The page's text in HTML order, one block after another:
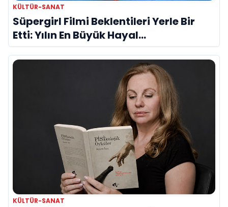
KÜLTÜR-SANAT
Süpergirl Filmi Beklentileri Yerle Bir
Etti: Yılın En Büyük Hayal
Kırıklıklarından Biri mi?
KÜLTÜR-SANAT